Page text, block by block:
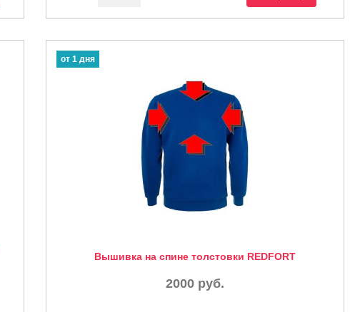
Вышивка на спине толстовки REDFORT
2000 руб.
от 1 дня